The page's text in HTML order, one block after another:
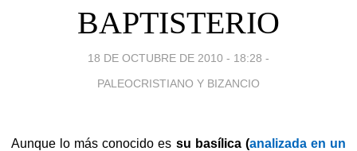
BAPTISTERIO
18 DE OCTUBRE DE 2010 - 18:28 -
PALEOCRISTIANO Y BIZANCIO
Aunque lo más conocido es su basílica (analizada en un